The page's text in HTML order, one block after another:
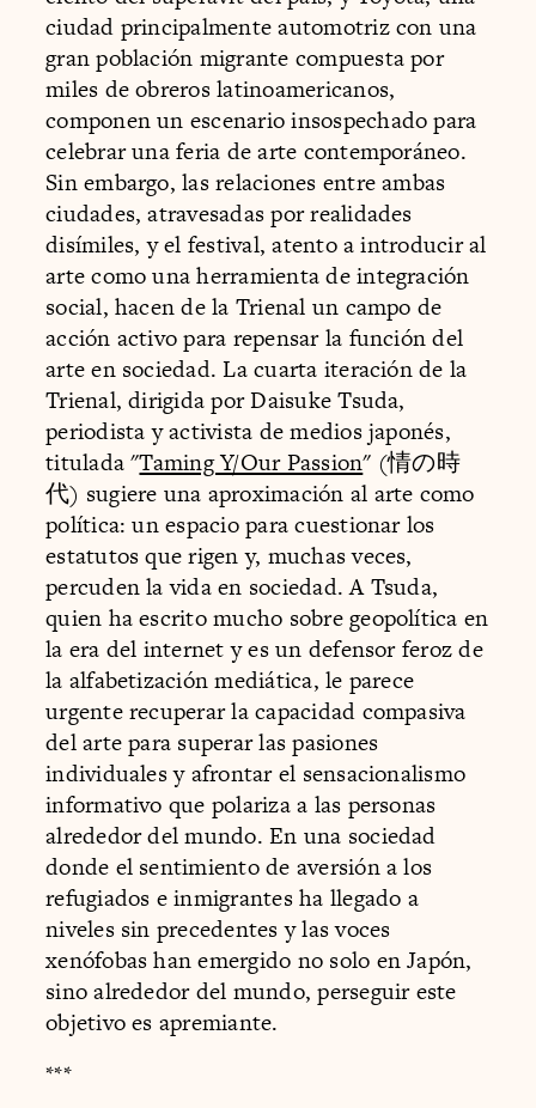
ciudad principalmente automotriz con una
gran población migrante compuesta por
miles de obreros latinoamericanos,
componen un escenario insospechado para
celebrar una feria de arte contemporáneo.
Sin embargo, las relaciones entre ambas
ciudades, atravesadas por realidades
disímiles, y el festival, atento a introducir al
arte como una herramienta de integración
social, hacen de la Trienal un campo de
acción activo para repensar la función del
arte en sociedad. La cuarta iteración de la
Trienal, dirigida por Daisuke Tsuda,
periodista y activista de medios japonés,
titulada "Taming Y/Our Passion" (情の時
代) sugiere una aproximación al arte como
política: un espacio para cuestionar los
estatutos que rigen y, muchas veces,
percuden la vida en sociedad. A Tsuda,
quien ha escrito mucho sobre geopolítica en
la era del internet y es un defensor feroz de
la alfabetización mediática, le parece
urgente recuperar la capacidad compasiva
del arte para superar las pasiones
individuales y afrontar el sensacionalismo
informativo que polariza a las personas
alrededor del mundo. En una sociedad
donde el sentimiento de aversión a los
refugiados e inmigrantes ha llegado a
niveles sin precedentes y las voces
xenófobas han emergido no solo en Japón,
sino alrededor del mundo, perseguir este
objetivo es apremiante.
***